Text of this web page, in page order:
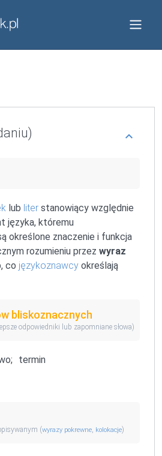
lub liter stanowiący względnie
języka, któremu
określone znaczenie i funkcja
rozumieniu przez wyraz
co językoznawcy określają
bliskoznacznych
odpowiedniki lub zapomniane słowa)
termin
(wyrazy pokrewne, kolokacje)